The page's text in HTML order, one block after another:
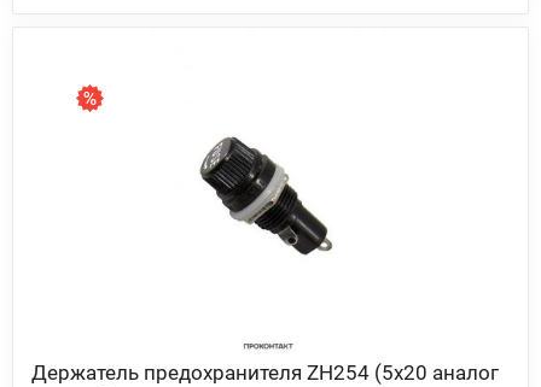
Держатель предохранителя ZH254 (5x20 аналог